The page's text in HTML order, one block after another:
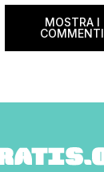
MOSTRA I
COMMENTI